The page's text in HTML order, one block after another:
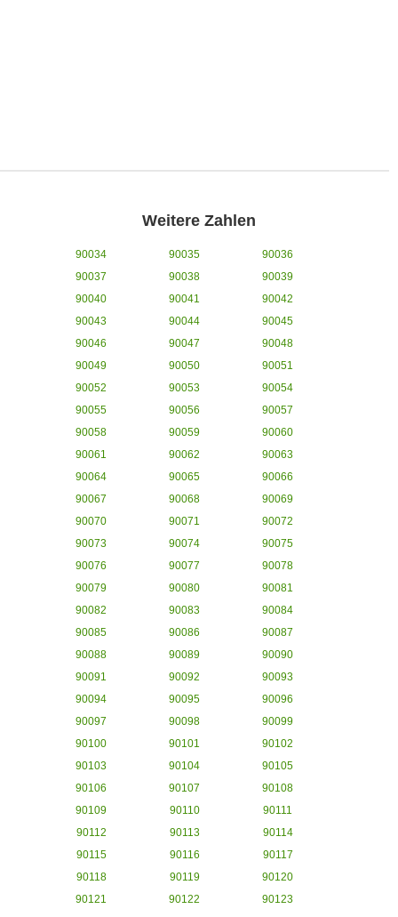
Weitere Zahlen
90034 90035
90036
90037
90038
90039
90040
90041
90042
90043
90044
90045
90046
90047
90048
90049
90050
90051
90052
90053
90054
90055
90056
90057
90058
90059
90060
90061
90062
90063
90064
90065
90066
90067
90068
90069
90070
90071
90072
90073
90074
90075
90076
90077
90078
90079
90080
90081
90082
90083
90084
90085
90086
90087
90088
90089
90090
90091
90092
90093
90094
90095
90096
90097
90098
90099
90100
90101
90102
90103
90104
90105
90106
90107
90108
90109
90110
90111
90112
90113
90114
90115
90116
90117
90118
90119
90120
90121
90122
90123